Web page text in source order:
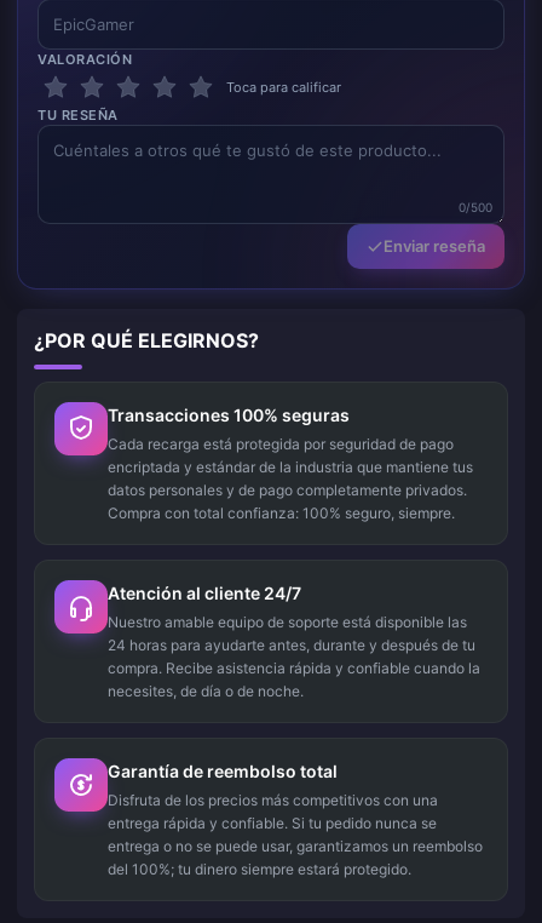
VALORACIÓN
Toca para calificar
TU RESEÑA
0/500
Enviar reseña
¿POR QUÉ ELEGIRNOS?
Transacciones 100% seguras
Cada recarga está protegida por seguridad de pago
encriptada y estándar de la industria que mantiene tus
datos personales y de pago completamente privados.
Compra con total confianza: 100% seguro, siempre.
Atención al cliente 24/7
Nuestro amable equipo de soporte está disponible las
24 horas para ayudarte antes, durante y después de tu
compra. Recibe asistencia rápida y confiable cuando la
necesites, de día o de noche.
Garantía de reembolso total
Disfruta de los precios más competitivos con una
entrega rápida y confiable. Si tu pedido nunca se
entrega o no se puede usar, garantizamos un reembolso
del 100%; tu dinero siempre estará protegido.